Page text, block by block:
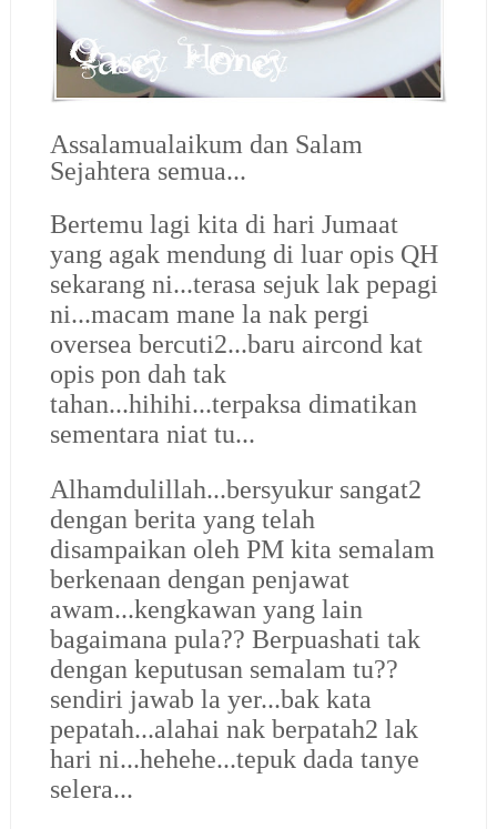
Assalamualaikum dan Salam
Sejahtera semua...
Bertemu lagi kita di hari Jumaat
yang agak mendung di luar opis QH
sekarang ni...terasa sejuk lak pepagi
ni...macam mane la nak pergi
oversea bercuti2...baru aircond kat
opis pon dah tak
tahan...hihihi...terpaksa dimatikan
sementara niat tu...
Alhamdulillah...bersyukur sangat2
dengan berita yang telah
disampaikan oleh PM kita semalam
berkenaan dengan penjawat
awam...kengkawan yang lain
bagaimana pula?? Berpuashati tak
dengan keputusan semalam tu??
sendiri jawab la yer...bak kata
pepatah...alahai nak berpatah2 lak
hari ni...hehehe...tepuk dada tanye
selera...